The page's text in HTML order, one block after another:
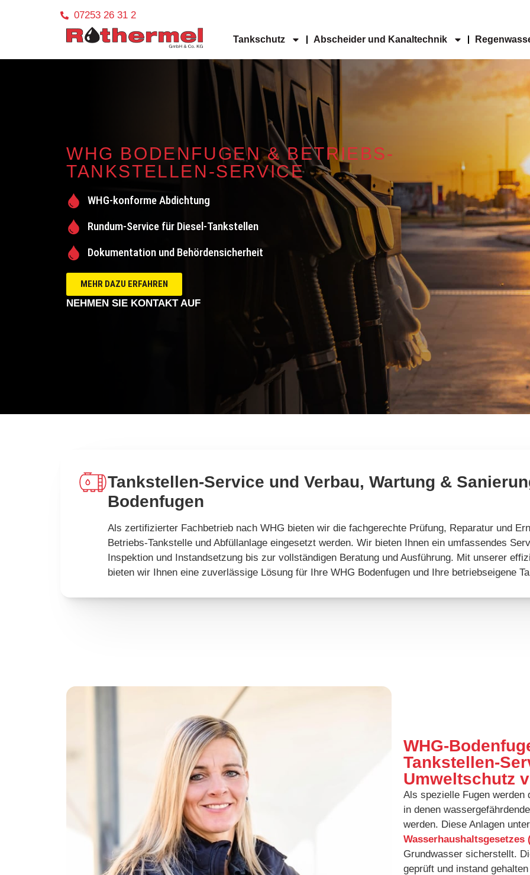
07253 26 31 2
Tankschutz Abscheider und Kanaltechnik
WHG BODENFUGEN & BETRIEBS-
TANKSTELLEN-SERVICE
WHG-konforme Abdichtung
Rundum-Service für Diesel-Tankstellen
Dokumentation und Behördensicherheit
MEHR DAZU ERFAHREN
NEHMEN SIE KONTAKT AUF
Tankstellen-Service und Verbau, Wartung &
Bodenfugen
Als zertifizierter Fachbetrieb nach WHG bieten wir die fachgerechte Prüfung, Reparatur und
Betriebs-Tankstelle und Abfüllanlage eingesetzt werden. Wir bieten Ihnen ein umfassendes
Inspektion und Instandsetzung bis zur vollständigen Beratung und Ausführung. Mit unserer
bieten wir Ihnen eine zuverlässige Lösung für Ihre WHG Bodenfugen und Ihre betriebseigene
WHG-
Tankstellen-
Umweltschutz
Als spezielle Fugen werden
in denen
werden. Diese Anlagen
Wasserhaushaltsgesetzes
Grundwasser sicherstellt.
geprüft und instand